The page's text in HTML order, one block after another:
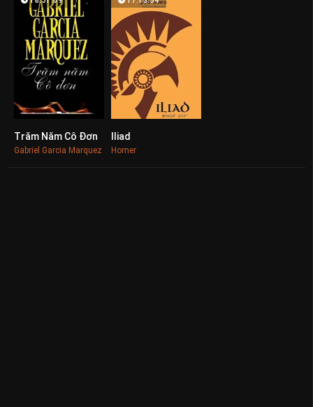
0
Trăm Năm Cô Đơn
Gabriel Garcia Marquez
Iliad
Homer